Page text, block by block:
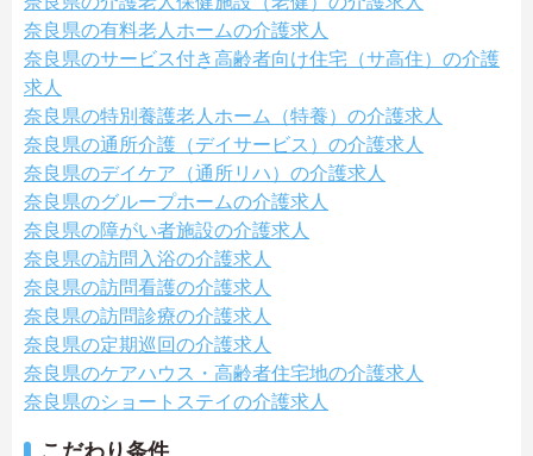
奈良県の有料老人ホームの介護求人
奈良県のサービス付き高齢者向け住宅（サ高住）の介護
求人
奈良県の特別養護老人ホーム（特養）の介護求人
奈良県の通所介護（デイサービス）の介護求人
奈良県のデイケア（通所リハ）の介護求人
奈良県のグループホームの介護求人
奈良県の障がい者施設の介護求人
奈良県の訪問入浴の介護求人
奈良県の訪問看護の介護求人
奈良県の訪問診療の介護求人
奈良県の定期巡回の介護求人
奈良県のケアハウス・高齢者住宅地の介護求人
奈良県のショートステイの介護求人